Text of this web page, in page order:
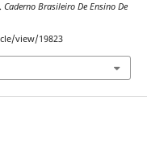
Caderno Brasileiro De Ensino De
view/19823